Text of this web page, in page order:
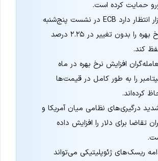
حمایت کرده است.
بازار انتظار دارد ECB در نشست پنج‌شنبه
نرخ بهره را بدون تغییر در ۲.۲۵ درصد
کند.
افزایش نرخ بهره در ماه
را به طور کامل در قیمت‌ها
کرده‌اند.
درگیری‌های نظامی میان آمریکا و
تقاضا برای دلار را افزایش داده
ریسک‌های ژئوپلیتیکی می‌تواند